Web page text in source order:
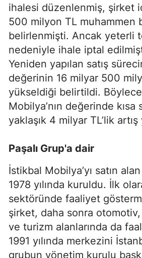
ihalesi düzenlenmiş, şirket
500 milyon TL muhammen
belirlenmişti. Ancak yeterli
nedeniyle ihale iptal
Yeniden yapılan satış
değerinin 16 milyar 500
yükseldiği belirtildi.
Mobilya’nın değerinde kısa
yaklaşık 4 milyar TL’lik artış
Paşalı Grup'a dair
İstikbal Mobilya’yı satın
1978 yılında kuruldu. İlk
sektöründe faaliyet
şirket, daha sonra
ve turizm alanlarında da
1991 yılında merkezini
grubun yönetim kurulu